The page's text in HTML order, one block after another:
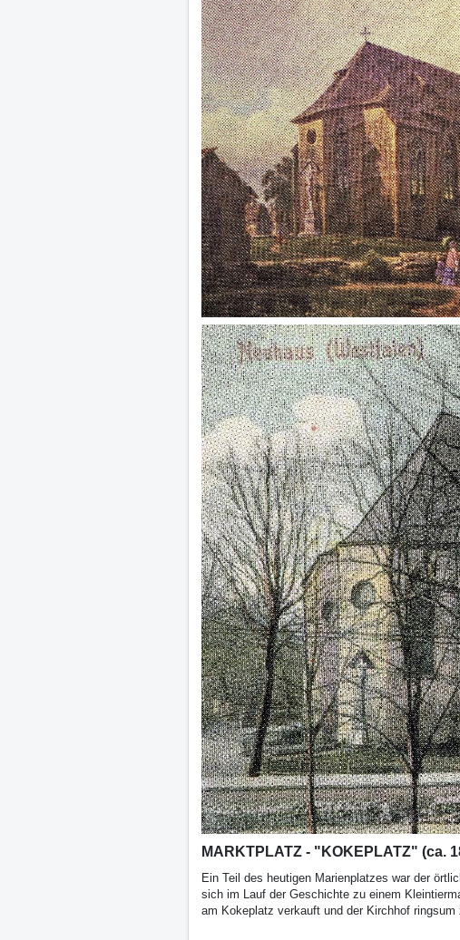
MARKTPLATZ - "KOKEPLATZ" (ca.
Ein Teil des heutigen Marienplatzes war der
sich im Lauf der Geschichte zu einem
am Kokeplatz verkauft und der Kirchhof ringsum